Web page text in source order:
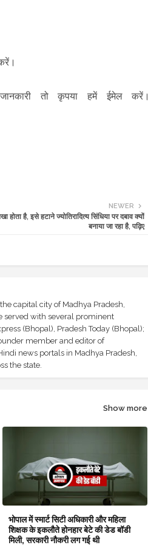
तो कृपया हमें ईमेल करें।
NEWER
होता है, इसे हटाने ज्योतिरादित्य सिंधिया पर दबाव क्यों
बनाया जा रहा है, पढ़िए
capital city of Madhya Pradesh,
served with several prominent
(Bhopal), Pradesh Today (Bhopal);
member and editor of
news portals in Madhya Pradesh,
the state.
Show more
भोपाल में स्मार्ट सिटी अधिकारी और महिला
शिक्षक के इकलौते होनहार बेटे की डेड बॉडी
मिली, सरकारी नौकरी लग गई थी